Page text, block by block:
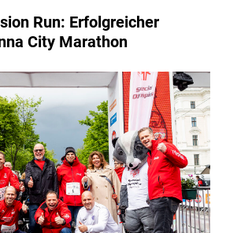
STIFTUNG
Run: Erfolgreicher
City Marathon